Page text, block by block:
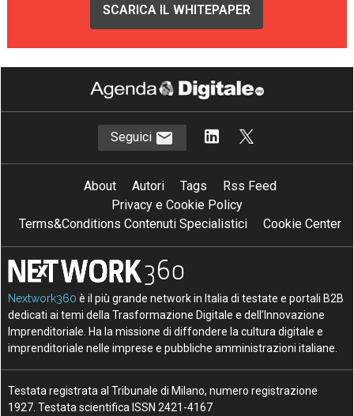
SCARICA IL WHITEPAPER
Seguici
About Autori Tags
Rss Feed
Privacy e Cookie Policy
Terms&Conditions Contenuti Specialistici
Cookie Center
Nextwork360 è il più grande network in Italia di testate e portali B2B
dedicati ai temi della Trasformazione Digitale e dell’Innovazione
Imprenditoriale. Ha la missione di diffondere la cultura digitale e
imprenditoriale nelle imprese e pubbliche amministrazioni italiane.
Testata registrata al Tribunale di Milano, numero registrazione
1927. Testata scientifica ISSN 2421-4167